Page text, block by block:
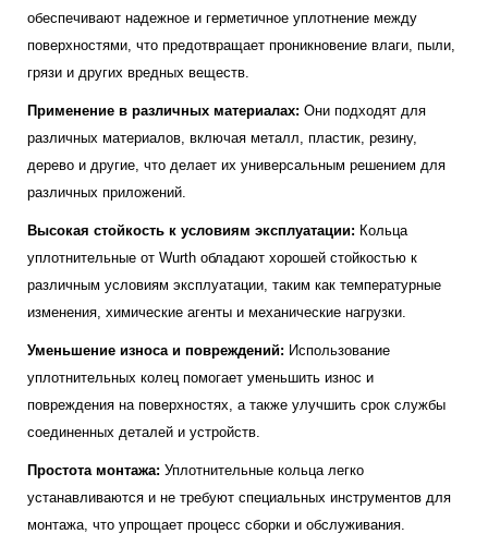
обеспечивают надежное и герметичное уплотнение между
поверхностями, что предотвращает проникновение влаги, пыли,
грязи и других вредных веществ.
Применение в различных материалах: Они подходят для
различных материалов, включая металл, пластик, резину,
дерево и другие, что делает их универсальным решением для
различных приложений.
Высокая стойкость к условиям эксплуатации: Кольца
уплотнительные от Wurth обладают хорошей стойкостью к
различным условиям эксплуатации, таким как температурные
изменения, химические агенты и механические нагрузки.
Уменьшение износа и повреждений: Использование
уплотнительных колец помогает уменьшить износ и
повреждения на поверхностях, а также улучшить срок службы
соединенных деталей и устройств.
Простота монтажа: Уплотнительные кольца легко
устанавливаются и не требуют специальных инструментов для
монтажа, что упрощает процесс сборки и обслуживания.